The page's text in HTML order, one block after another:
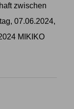
zwischen
07.06.2024,
MIKIKO